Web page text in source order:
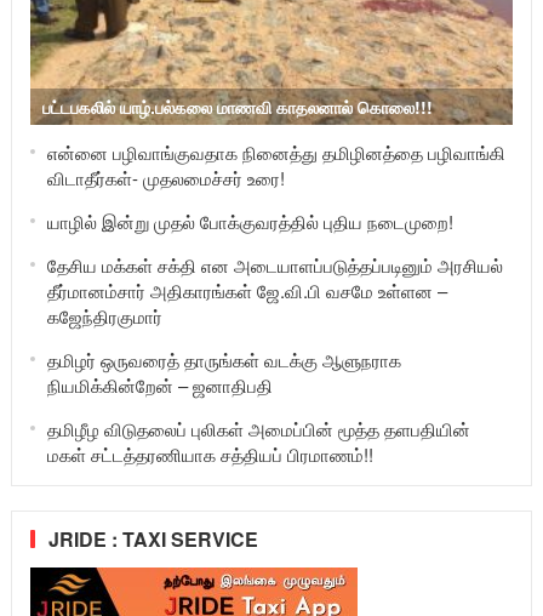
பட்டபகலில் யாழ்.பல்கலை மாணவி காதலனால் கொலை!!!
என்னை பழிவாங்குவதாக நினைத்து தமிழினத்தை பழிவாங்கி
விடாதீர்கள்- முதலமைச்சர் உரை!
யாழில் இன்று முதல் போக்குவரத்தில் புதிய நடைமுறை!
தேசிய மக்கள் சக்தி என அடையாளப்படுத்தப்படினும் அரசியல்
தீர்மானம்சார் அதிகாரங்கள் ஜே.வி.பி வசமே உள்ளன –
கஜேந்திரகுமார்
தமிழர் ஒருவரைத் தாருங்கள் வடக்கு ஆளுநராக
நியமிக்கின்றேன் – ஜனாதிபதி
தமிழீழ விடுதலைப் புலிகள் அமைப்பின் மூத்த தளபதியின்
மகள் சட்டத்தரணியாக சத்தியப் பிரமாணம்!!
JRIDE : TAXI SERVICE